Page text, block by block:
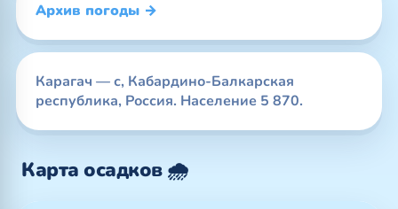
Архив погоды →
Карагач — с, Кабардино-Балкарская
республика, Россия. Население 5 870.
Карта осадков 🌧️